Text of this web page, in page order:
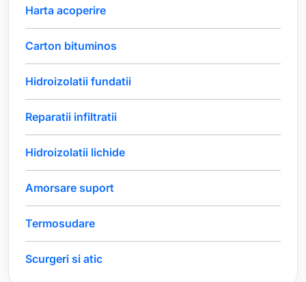
Harta acoperire
Carton bituminos
Hidroizolatii fundatii
Reparatii infiltratii
Hidroizolatii lichide
Amorsare suport
Termosudare
Scurgeri si atic